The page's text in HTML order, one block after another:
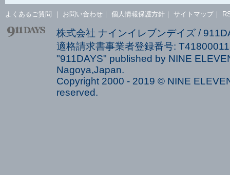
よくあるご質問 お問い合わせ 個人情報保護方針 サイトマップ｜
株式会社 ナインイレブンデイズ /
適格請求書事業者登録番号:
"911DAYS" published by NINE
Nagoya,Japan.
Copyright 2000 - 2019 © NINE
reserved.